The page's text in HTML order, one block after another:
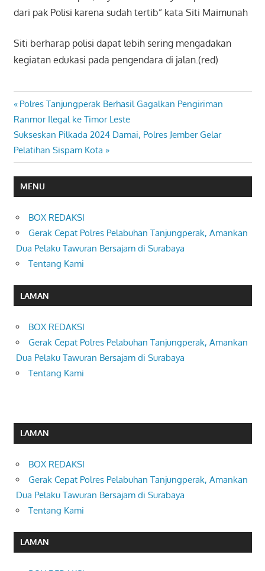
dari pak Polisi karena sudah tertib” kata Siti Maimunah
Siti berharap polisi dapat lebih sering mengadakan
kegiatan edukasi pada pengendara di jalan.(red)
Navigasi
pos
Previous
Post:
Polres Tanjungperak Berhasil Gagalkan Pengiriman
Ranmor Ilegal ke Timor Leste
Next
Post:
Sukseskan Pilkada 2024 Damai, Polres Jember Gelar
Pelatihan Sispam Kota
MENU
BOX REDAKSI
Gerak Cepat Polres Pelabuhan Tanjungperak, Amankan
Dua Pelaku Tawuran Bersajam di Surabaya
Tentang Kami
LAMAN
BOX REDAKSI
Gerak Cepat Polres Pelabuhan Tanjungperak, Amankan
Dua Pelaku Tawuran Bersajam di Surabaya
Tentang Kami
LAMAN
BOX REDAKSI
Gerak Cepat Polres Pelabuhan Tanjungperak, Amankan
Dua Pelaku Tawuran Bersajam di Surabaya
Tentang Kami
LAMAN